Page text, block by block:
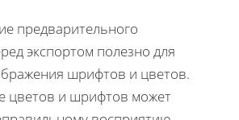
предварительного
экспортом полезно для
шрифтов и цветов.
цветов и шрифтов может